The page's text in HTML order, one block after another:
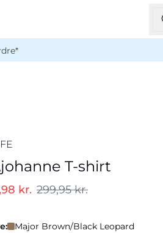
T-shirt
kr. 299,95 kr.
Major Brown/Black Leopard